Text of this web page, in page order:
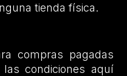
tienda física.
compras pagadas
condiciones aquí